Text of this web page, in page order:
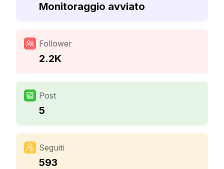
Monitoraggio avviato
Follower
2.2K
Post
5
Seguiti
593